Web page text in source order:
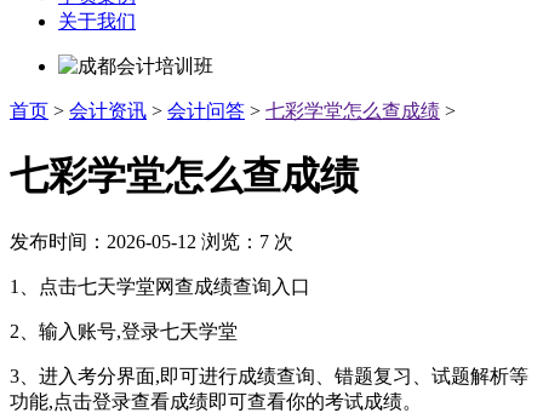
关于我们
首页 > 会计资讯 > 会计问答 > 七彩学堂怎么查成绩 >
七彩学堂怎么查成绩
发布时间： 2026-05-12 浏览： 7 次
1、点击七天学堂网查成绩查询入口
2、输入账号,登录七天学堂
3、进入考分界面,即可进行成绩查询、错题复习、试题解析等
功能,点击登录查看成绩即可查看你的考试成绩。